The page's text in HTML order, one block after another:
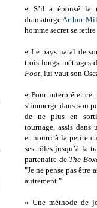
« S’il a épousé la
dramaturgeArthur
homme secret se
« Le pays natal de
trois longs métrages
Foot, lui vaut son
« Pour interpréter ce
s’immerge dans son
de ne plus en
tournage, assis
et nourri à la petite
ses rôles jusqu’à la
partenaire de The
"Je ne pense pas être
autrement."
« Une méthode de